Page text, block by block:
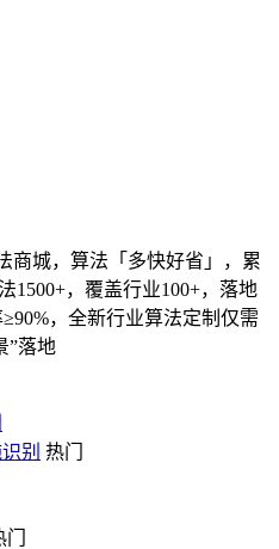
商城，算法「多快好省」，累
1500+，覆盖行业100+，落地
，全新行业算法定制仅需
”落地
别 热门